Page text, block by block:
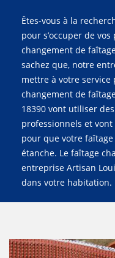
Êtes-vous à la
pour s’occuper de
changement de
sachez que, notre
mettre à votre service
changement de
18390 vont utiliser
professionnels et
pour que votre
étanche. Le faîtage
entreprise Artisan
dans votre habitation.